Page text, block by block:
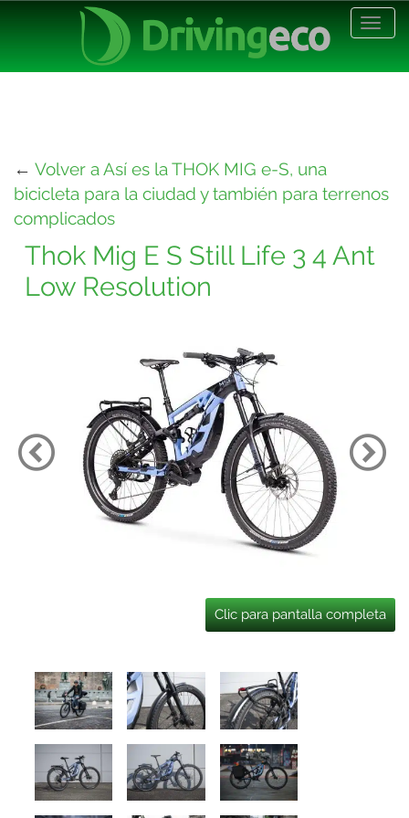
← Volver a Así es la THOK MIG e-S, una
bicicleta para la ciudad y también para terrenos
complicados
Thok Mig E S Still Life 3 4 Ant
Low Resolution
Clic para pantalla completa